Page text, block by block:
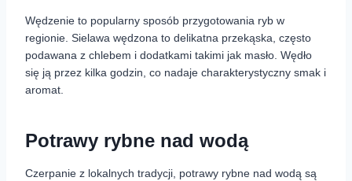
Wędzenie to popularny sposób przygotowania ryb w
regionie. Sielawa wędzona to delikatna przekąska, często
podawana z chlebem i dodatkami takimi jak masło. Wędło
się ją przez kilka godzin, co nadaje charakterystyczny smak i
aromat.
Potrawy rybne nad wodą
Czerpanie z lokalnych tradycji, potrawy rybne nad wodą są